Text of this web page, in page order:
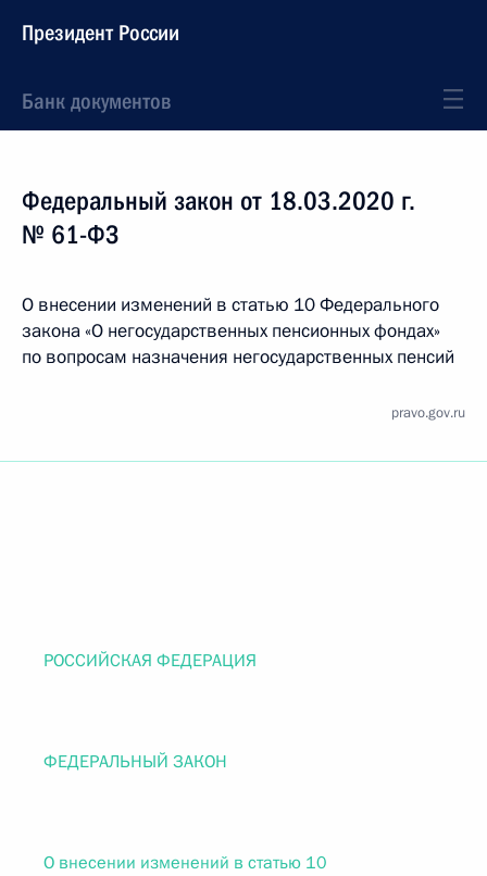
Президент России
Банк документов
Федеральный закон от 18.03.2020 г.
№ 61-ФЗ
О внесении изменений в статью 10 Федерального
закона «О негосударственных пенсионных фондах»
по вопросам назначения негосударственных пенсий
pravo.gov.ru
РОССИЙСКАЯ ФЕДЕРАЦИЯ
ФЕДЕРАЛЬНЫЙ ЗАКОН
О внесении изменений в статью 10